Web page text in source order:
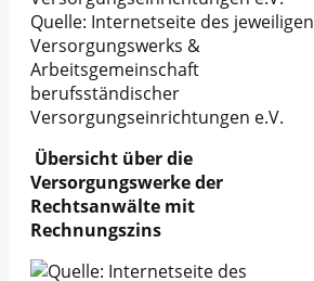
Quelle: Internetseite des jeweiligen
Versorgungswerks &
Arbeitsgemeinschaft
berufsständischer
Versorgungseinrichtungen e.V.
Übersicht über die
Versorgungswerke der
Rechtsanwälte mit
Rechnungszins